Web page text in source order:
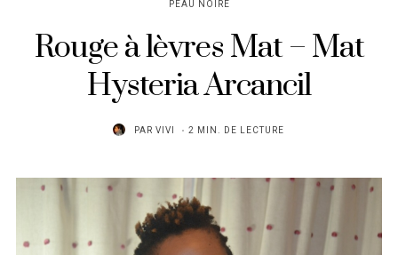
PEAU NOIRE
Rouge à lèvres Mat – Mat
Hysteria Arcancil
PAR VIVI 2 MIN. DE LECTURE